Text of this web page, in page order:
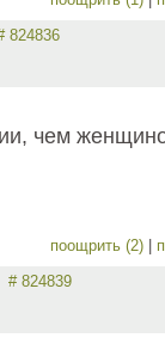
824836
чем
поощрить (2)
# 824839